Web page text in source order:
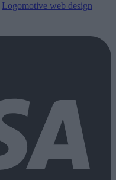
Logomotive web design